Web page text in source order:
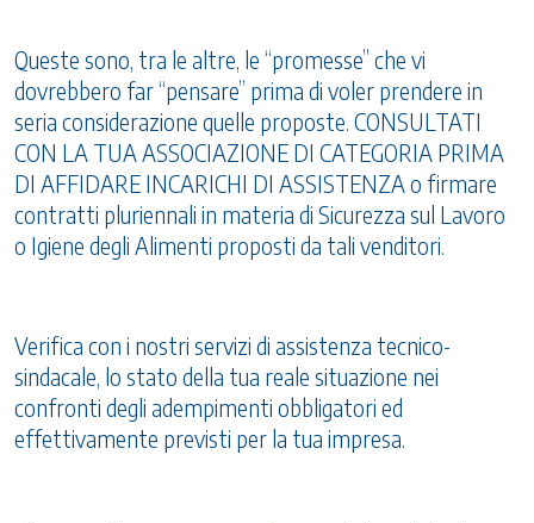
Queste sono, tra le altre, le “promesse” che vi
dovrebbero far “pensare” prima di voler prendere in
seria considerazione quelle proposte. CONSULTATI
CON LA TUA ASSOCIAZIONE DI CATEGORIA PRIMA
DI AFFIDARE INCARICHI DI ASSISTENZA o firmare
contratti pluriennali in materia di Sicurezza sul Lavoro
o Igiene degli Alimenti proposti da tali venditori.
Verifica con i nostri servizi di assistenza tecnico-
sindacale, lo stato della tua reale situazione nei
confronti degli adempimenti obbligatori ed
effettivamente previsti per la tua impresa.